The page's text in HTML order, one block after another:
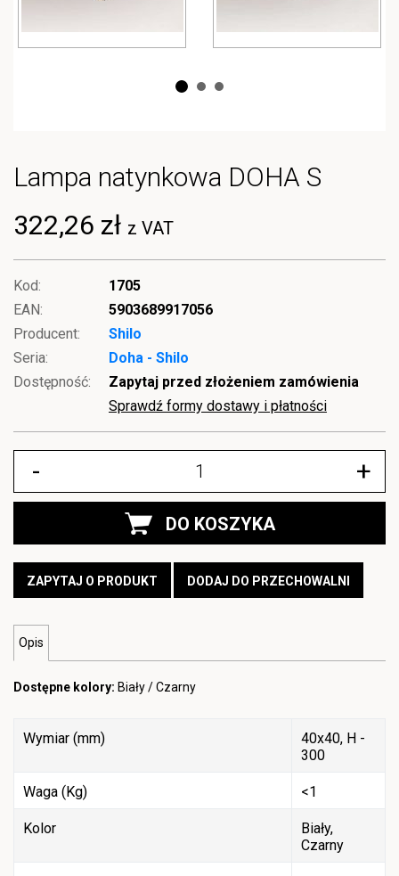
Lampa natynkowa DOHA S
322,26 zł z VAT
Kod:
1705
EAN:
5903689917056
Producent:
Shilo
Seria:
Doha - Shilo
Dostępność:
Zapytaj przed złożeniem zamówienia
Sprawdź formy dostawy i płatności
- +
DO KOSZYKA
ZAPYTAJ O PRODUKT DODAJ DO PRZECHOWALNI
Opis
Dostępne kolory: Biały / Czarny
Wymiar (mm)
40x40, H -
300
Waga (Kg) <1
Kolor
Biały,
Czarny